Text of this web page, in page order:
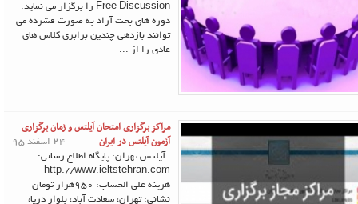
Free Discussion را برگزار می نماید.
دوره های بحث آزاد به صورت فشرده می
توانند بازدهی چندین برابری کلاس های
عادی را از ...
مراکز برگزاری امتحان آیلتس و زمان برگزاری
آزمون آیلتس در ایران
24 اسفند 95
آیلتس تهران: پایگاه اطلاع رسانی:
http://www.ieltstehran.com
هزینه علی الحساب: 950هزار تومان
نشانی: تهران، سعادت آباد، بلوار دریا،